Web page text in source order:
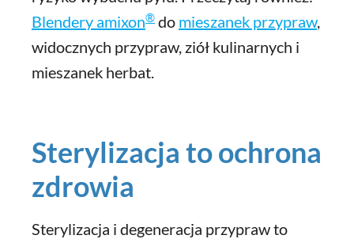
Blendery amixon® do mieszanek przypraw,
widocznych przypraw, ziół kulinarnych i
mieszanek herbat.
Sterylizacja to ochrona
zdrowia
Sterylizacja i degeneracja przypraw to